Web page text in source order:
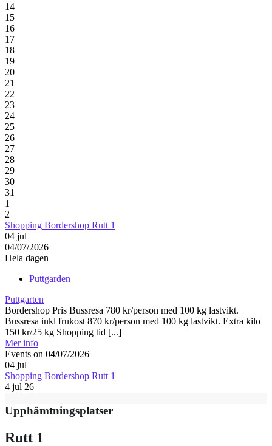
14
15
16
17
18
19
20
21
22
23
24
25
26
27
28
29
30
31
1
2
Shopping Bordershop Rutt 1
04 jul
04/07/2026
Hela dagen
Puttgarden
Puttgarten
Bordershop Pris Bussresa 780 kr/person med 100 kg lastvikt.
Bussresa inkl frukost 870 kr/person med 100 kg lastvikt. Extra kilo
150 kr/25 kg Shopping tid [...]
Mer info
Events on 04/07/2026
04 jul
Shopping Bordershop Rutt 1
4 jul 26
Upphämtningsplatser
Rutt 1